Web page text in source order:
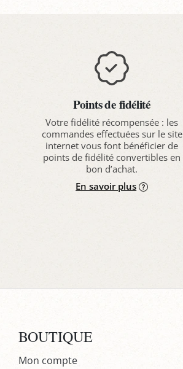
Points de fidélité
Votre fidélité récompensée : les
commandes effectuées sur le site
internet vous font bénéficier de
points de fidélité convertibles en
bon d’achat.
En savoir plus
BOUTIQUE
Mon compte